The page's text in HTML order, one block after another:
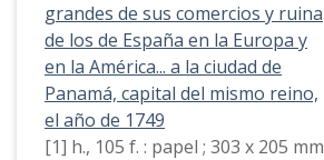
grandes de sus comercios y ruina
de los de España en la Europa y
en la América... a la ciudad de
Panamá, capital del mismo reino,
el año de 1749
[1] h., 105 f. : papel ; 303 x 205 mm